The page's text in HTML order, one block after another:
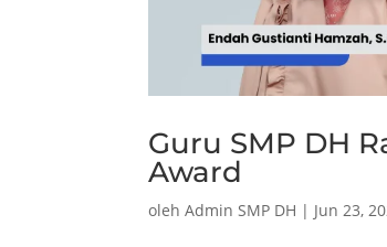
Guru SMP DH
Award
olehAdmin SMP DH | Jun 23,